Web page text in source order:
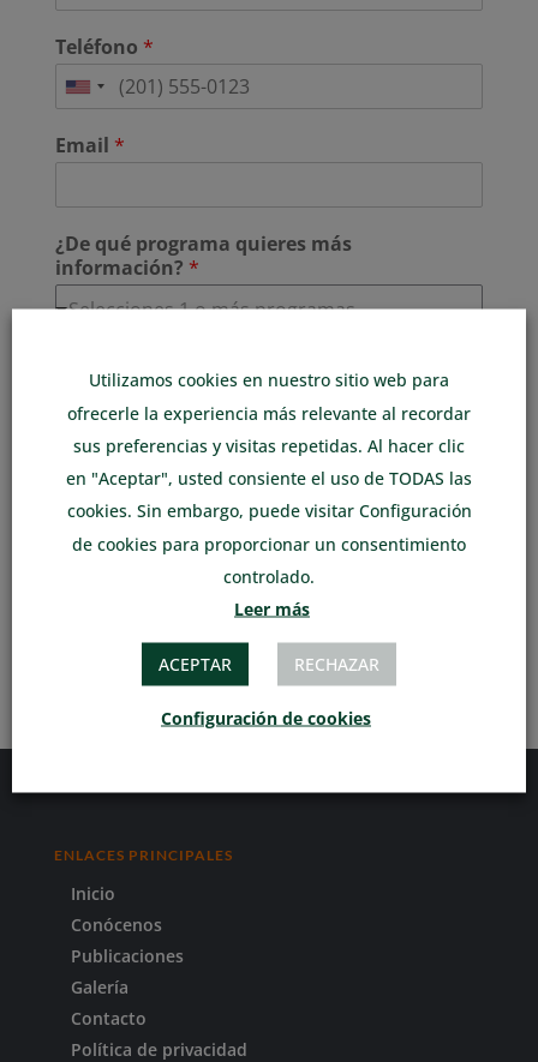
Teléfono *
United
+1
Email *
¿De qué programa quieres más
información? *
He leído y acepto la Política de privacidad
Política de cookies*
He leído y acepto Política de cookies
Leer el aviso legal y política de privacidad
ENLACES PRINCIPALES
Inicio
Conócenos
Publicaciones
Galería
Contacto
Política de privacidad
Utilizamos cookies en nuestro sitio web para
ofrecerle la experiencia más relevante al recordar
sus preferencias y visitas repetidas. Al hacer clic
en "Aceptar", usted consiente el uso de TODAS las
cookies. Sin embargo, puede visitar Configuración
de cookies para proporcionar un consentimiento
controlado.
Leer más
ACEPTAR RECHAZAR
Configuración de cookies